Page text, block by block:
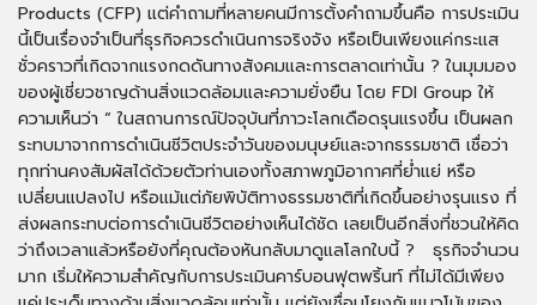
Products (CFP) แต่คำถามที่หลายคนมีการตั้งคำถามขึ้นคือ การประเมิน
นี้เป็นเรื่องจำเป็นที่ธุรกิจควรดำเนินการจริงจัง หรือเป็นเพียงแค่กระแส
ชั่วคราวที่เกิดจากแรงกดดันทางสังคมและการตลาดเท่านั้น ? ในมุมมอง
ของผู้เชี่ยวชาญด้านสิ่งแวดล้อมและความยั่งยืน โดย FDI Group ให้
ความเห็นว่า “ ในสถานการณ์ปัจจุบันที่ภาวะโลกเดือดรุนแรงขึ้น เป็นผลก
ระทบมาจากการดำเนินชีวิตประจำวันของมนุษย์และจากธรรมชาติ เชื่อว่า
ทุกท่านคงสัมผัสได้ด้วยตัวท่านเองทั้งสภาพภูมิอากาศที่ย่ำแย่ หรือ
เปลี่ยนแปลงไป หรือแม้แต่ภัยพิบัติทางธรรมชาติที่เกิดขึ้นอย่างรุนแรง ที่
ส่งผลกระทบต่อการดำเนินชีวิตอย่างเห็นได้ชัด เลยเป็นอีกสิ่งที่ชวนให้คิด
ว่าถึงเวลาแล้วหรือยังที่คุณต้องหันกลับมาดูแลโลกใบนี้ ? ธุรกิจจำนวน
มาก เริ่มให้ความสำคัญกับการประเมินคาร์บอนฟุตพริ้นท์ ที่ไม่ได้มีเพียง